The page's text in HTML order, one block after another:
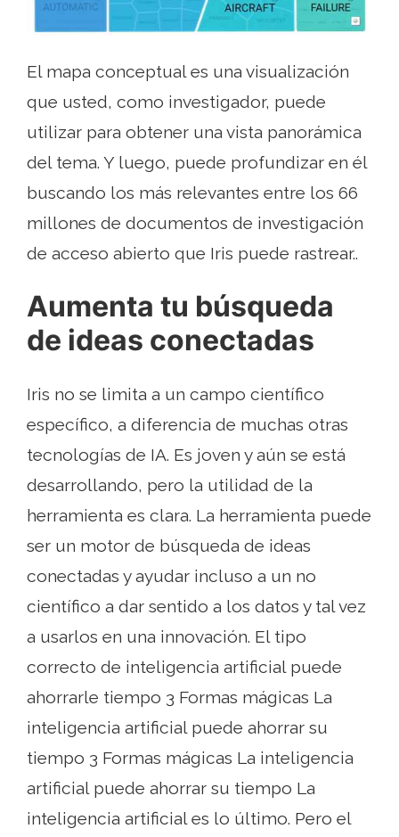
El mapa conceptual es una visualización
que usted, como investigador, puede
utilizar para obtener una vista panorámica
del tema. Y luego, puede profundizar en él
buscando los más relevantes entre los 66
millones de documentos de investigación
de acceso abierto que Iris puede rastrear..
Aumenta tu búsqueda
de ideas conectadas
Iris no se limita a un campo científico
específico, a diferencia de muchas otras
tecnologías de IA. Es joven y aún se está
desarrollando, pero la utilidad de la
herramienta es clara. La herramienta puede
ser un motor de búsqueda de ideas
conectadas y ayudar incluso a un no
científico a dar sentido a los datos y tal vez
a usarlos en una innovación. El tipo
correcto de inteligencia artificial puede
ahorrarle tiempo 3 Formas mágicas La
inteligencia artificial puede ahorrar su
tiempo 3 Formas mágicas La inteligencia
artificial puede ahorrar su tiempo La
inteligencia artificial es lo último. Pero el